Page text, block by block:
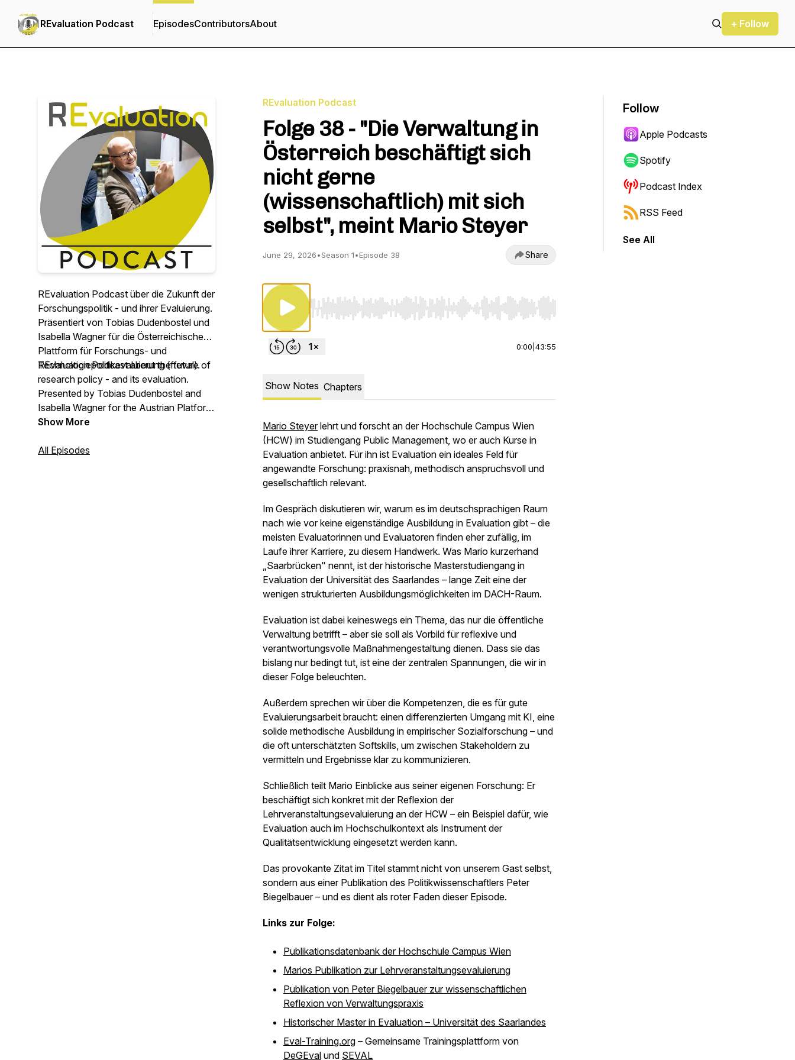
REvaluation Podcast EpisodesContributorsAbout + Follow
REvaluation Podcast über die Zukunft der
Forschungspolitik - und ihrer Evaluierung.
Präsentiert von Tobias Dudenbostel und
Isabella Wagner für die Österreichische
Plattform für Forschungs- und
Technologiepolitikevaluierung (fteval).
REvaluation Podcast about the future of
research policy - and its evaluation.
Presented by Tobias Dudenbostel and
Isabella Wagner for the Austrian Platform
for Research and Technology Policy
Show More
All Episodes
REvaluation Podcast
Folge 38 - "Die Verwaltung in
Österreich beschäftigt sich
nicht gerne
(wissenschaftlich) mit sich
selbst", meint Mario Steyer
June 29, 2026•Season 1•Episode 38 Share
Use Left/Right to seek, Home/End to jump to start or end. Hold shift to jump forward or backward.
0:00 43:55
Show Notes Chapters
Mario Steyerlehrt und forscht an der Hochschule Campus Wien
(HCW) im Studiengang Public Management, wo er auch Kurse in
Evaluation anbietet. Für ihn ist Evaluation ein ideales Feld für
angewandte Forschung: praxisnah, methodisch anspruchsvoll und
gesellschaftlich relevant.
Im Gespräch diskutieren wir, warum es im deutschsprachigen Raum
nach wie vor keine eigenständige Ausbildung in Evaluation gibt – die
meisten Evaluatorinnen und Evaluatoren finden eher zufällig, im
Laufe ihrer Karriere, zu diesem Handwerk. Was Mario kurzerhand
„Saarbrücken" nennt, ist der historische Masterstudiengang in
Evaluation der Universität des Saarlandes – lange Zeit eine der
wenigen strukturierten Ausbildungsmöglichkeiten im DACH-Raum.
Evaluation ist dabei keineswegs ein Thema, das nur die öffentliche
Verwaltung betrifft – aber sie soll als Vorbild für reflexive und
verantwortungsvolle Maßnahmengestaltung dienen. Dass sie das
bislang nur bedingt tut, ist eine der zentralen Spannungen, die wir in
dieser Folge beleuchten.
Außerdem sprechen wir über die Kompetenzen, die es für gute
Evaluierungsarbeit braucht: einen differenzierten Umgang mit KI, eine
solide methodische Ausbildung in empirischer Sozialforschung – und
die oft unterschätzten Softskills, um zwischen Stakeholdern zu
vermitteln und Ergebnisse klar zu kommunizieren.
Schließlich teilt Mario Einblicke aus seiner eigenen Forschung: Er
beschäftigt sich konkret mit der Reflexion der
Lehrveranstaltungsevaluierung an der HCW – ein Beispiel dafür, wie
Evaluation auch im Hochschulkontext als Instrument der
Qualitätsentwicklung eingesetzt werden kann.
Das provokante Zitat im Titel stammt nicht von unserem Gast selbst,
sondern aus einer Publikation des Politikwissenschaftlers Peter
Biegelbauer – und es dient als roter Faden dieser Episode.
Links zur Folge:
Publikationsdatenbank der Hochschule Campus Wien
Marios Publikation zur Lehrveranstaltungsevaluierung
Publikation von Peter Biegelbauer zur wissenschaftlichen
Reflexion von Verwaltungspraxis
Historischer Master in Evaluation – Universität des Saarlandes
Eval-Training.org – Gemeinsame Trainingsplattform von
DeGEval und SEVAL
Follow
Apple Podcasts
Spotify
Podcast Index
RSS Feed
See All